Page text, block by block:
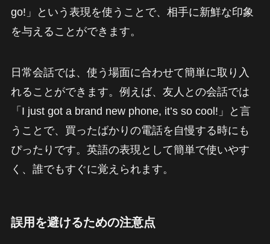
go!」という表現を使うことで、相手に新鮮な印象
を与えることができます。
日常会話では、使う場面に合わせて簡単に取り入
れることができます。例えば、友人との会話では
「I just got a brand new phone, it’s so cool!」と言
うことで、買ったばかりの電話を自慢する時にも
ぴったりです。英語の表現として簡単で使いやす
く、誰でもすぐに覚えられます。
誤用を避けるための注意点